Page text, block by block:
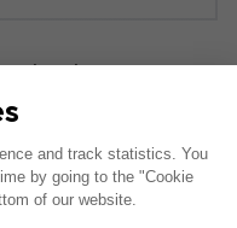
un système audio
spécifique, le
sur ce